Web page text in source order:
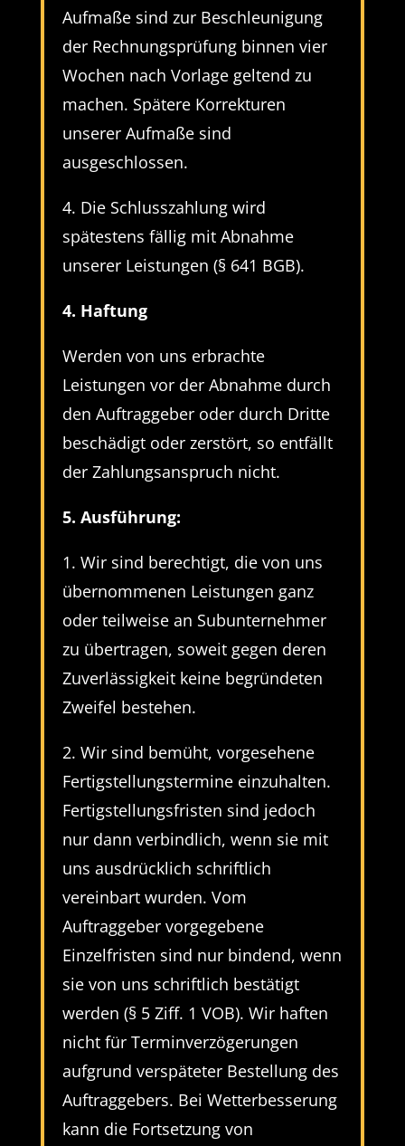
Aufmaße sind zur Beschleunigung
der Rechnungsprüfung binnen vier
Wochen nach Vorlage geltend zu
machen. Spätere Korrekturen
unserer Aufmaße sind
ausgeschlossen.
4. Die Schlusszahlung wird
spätestens fällig mit Abnahme
unserer Leistungen (§ 641 BGB).
4. Haftung
Werden von uns erbrachte
Leistungen vor der Abnahme durch
den Auftraggeber oder durch Dritte
beschädigt oder zerstört, so entfällt
der Zahlungsanspruch nicht.
5. Ausführung:
1. Wir sind berechtigt, die von uns
übernommenen Leistungen ganz
oder teilweise an Subunternehmer
zu übertragen, soweit gegen deren
Zuverlässigkeit keine begründeten
Zweifel bestehen.
2. Wir sind bemüht, vorgesehene
Fertigstellungstermine einzuhalten.
Fertigstellungsfristen sind jedoch
nur dann verbindlich, wenn sie mit
uns ausdrücklich schriftlich
vereinbart wurden. Vom
Auftraggeber vorgegebene
Einzelfristen sind nur bindend, wenn
sie von uns schriftlich bestätigt
werden (§ 5 Ziff. 1 VOB). Wir haften
nicht für Terminverzögerungen
aufgrund verspäteter Bestellung des
Auftraggebers. Bei Wetterbesserung
kann die Fortsetzung von